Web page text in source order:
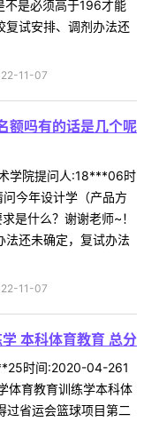
不是必须高于196才能
复试安排、调剂办法还
11-07
额吗有的话是几个呢
学院提问人:18***06时
今年设计学（产品方
是什么？谢谢老师~！
法还未确定，复试办法
11-07
本科体育教育 总分
时间:2020-04-261
体育教育训练学本科体
省运会篮球项目第二